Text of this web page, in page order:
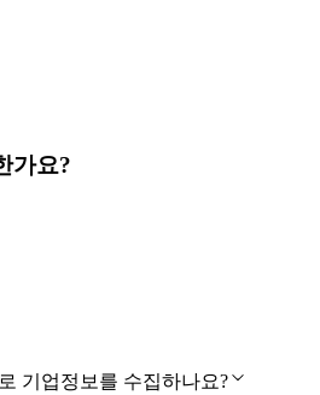
가요?
기업정보를 수집하나요?